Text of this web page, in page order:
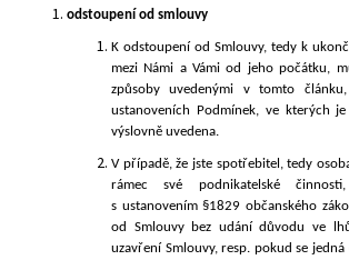
odstoupení od smlouvy
K odstoupení od Smlouvy, tedy k
mezi Námi a Vámi od jeho počátku,
způsoby uvedenými v tomto
ustanoveních Podmínek, ve kterých
výslovně uvedena.
V případě, že jste spotřebitel, tedy
rámec své podnikatelské
s ustanovením §1829 občanského
od Smlouvy bez udání důvodu ve
uzavření Smlouvy, resp. pokud se